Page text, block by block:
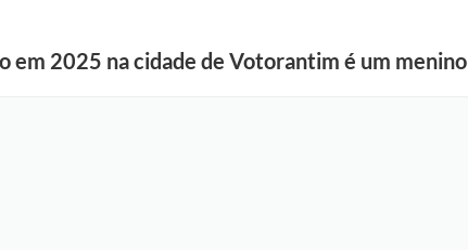
em 2025 na cidade de Votorantim é um menino